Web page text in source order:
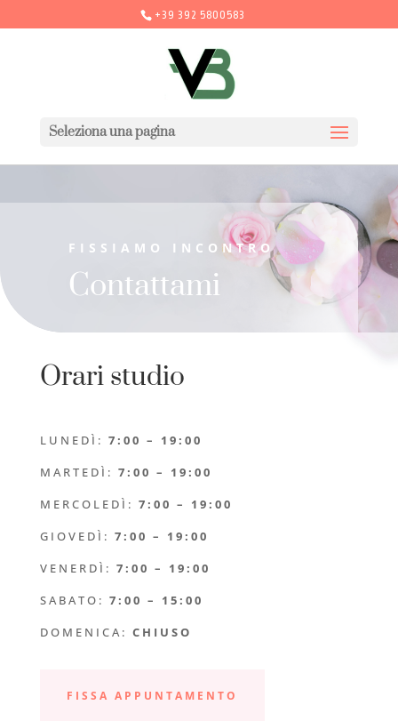
+39 392 5800583
Seleziona una pagina
FISSIAMO INCONTRO
Contattami
Orari studio
LUNEDÌ: 7:00 – 19:00
MARTEDÌ: 7:00 – 19:00
MERCOLEDÌ: 7:00 – 19:00
GIOVEDÌ: 7:00 – 19:00
VENERDÌ: 7:00 – 19:00
SABATO: 7:00 – 15:00
DOMENICA: CHIUSO
FISSA APPUNTAMENTO